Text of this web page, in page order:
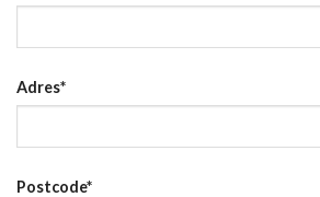
Adres*
Postcode*